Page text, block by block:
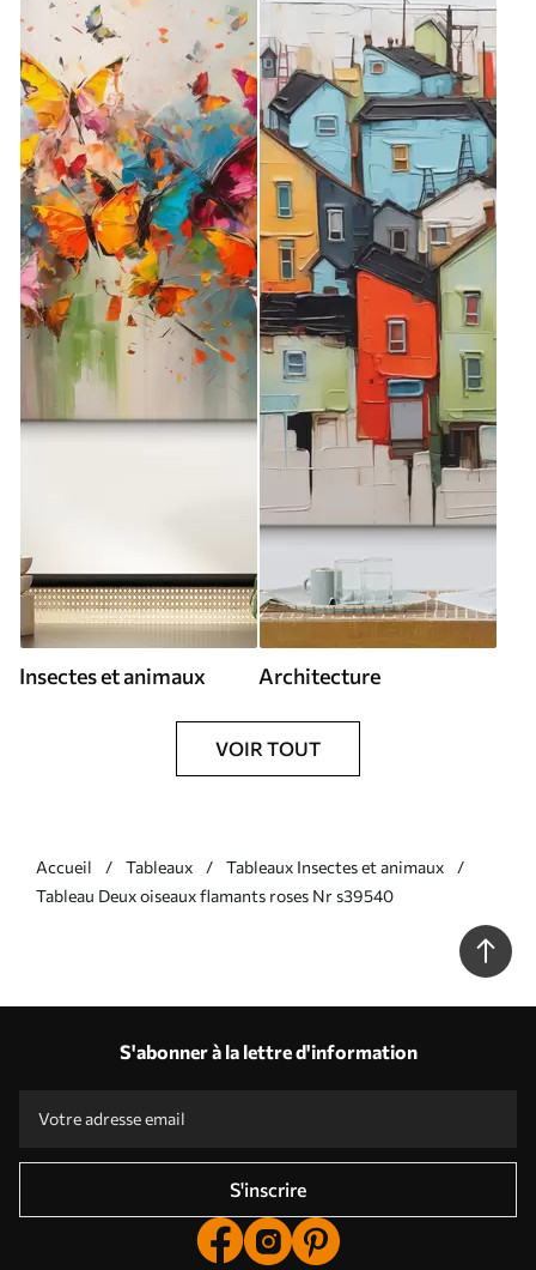
Insectes et animaux Architecture
VOIR TOUT
Accueil Tableaux
Tableaux Insectes et animaux
Tableau Deux oiseaux flamants roses Nr s39540
S'abonner à la lettre d'information
S'inscrire